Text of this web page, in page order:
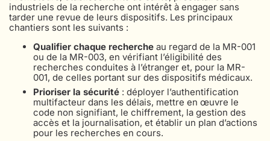
industriels de la recherche ont intérêt à engager sans
tarder une revue de leurs dispositifs. Les principaux
chantiers sont les suivants :
Qualifier chaque recherche au regard de la MR-001
ou de la MR-003, en vérifiant l’éligibilité des
recherches conduites à l’étranger et, pour la MR-
001, de celles portant sur des dispositifs médicaux.
Prioriser la sécurité : déployer l’authentification
multifacteur dans les délais, mettre en œuvre le
code non signifiant, le chiffrement, la gestion des
accès et la journalisation, et établir un plan d’actions
pour les recherches en cours.